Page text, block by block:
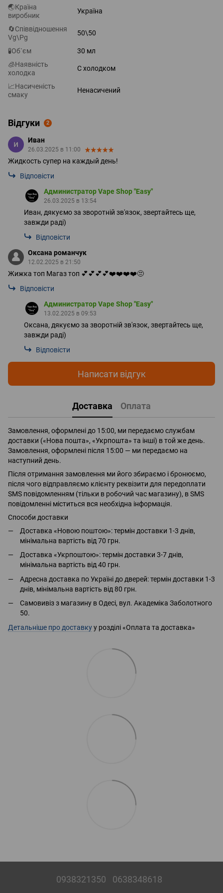
🌏Країна
виробник
Україна
🔄Співвідношення
Vg\Pg
50\50
🧪Об`єм
30 мл
🧊Наявність
холодка
С холодком
📈Насиченість
смаку
Ненасичений
Відгуки 2
Иван
26.03.2025 в 11:00
Жидкость супер на каждый день!
Відповісти
Администратор Vape Shop "Easy"
26.03.2025 в 13:54
Иван, дякуємо за зворотній зв'язок, звертайтесь ще,
завжди раді)
Відповісти
Оксана романчук
12.02.2025 в 21:50
Жижка топ Магаз топ 💕💕💕💕❤️❤️❤️❤️😒
Відповісти
Администратор Vape Shop "Easy"
13.02.2025 в 09:53
Оксана, дякуємо за зворотній зв'язок, звертайтесь ще,
завжди раді)
Відповісти
Написати відгук
Доставка Оплата
Замовлення, оформлені до 15:00, ми передаємо службам
доставки («Нова пошта», «Укрпошта» та інші) в той же день.
Замовлення, оформлені після 15:00 — ми передаємо на
наступний день.
Після отримання замовлення ми його збираємо і бронюємо,
після чого відправляємо клієнту реквізити для передоплати
SMS повідомленням (тільки в робочий час магазину), в SMS
повідомленні міститься вся необхідна інформація.
Способи доставки
Доставка «Новою поштою»: термін доставки 1-3 днів,
мінімальна вартість від 70 грн.
Доставка «Укрпоштою»: термін доставки 3-7 днів,
мінімальна вартість від 40 грн.
Адресна доставка по Україні до дверей: термін доставки 1-3
днів, мінімальна вартість від 80 грн.
Самовивіз з магазину в Одесі, вул. Академіка Заболотного
50.
Детальніше про доставкуу розділі «Оплата та доставка»
0938321350 0638348618